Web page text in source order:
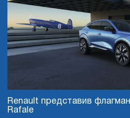
Renault представив
Rafale